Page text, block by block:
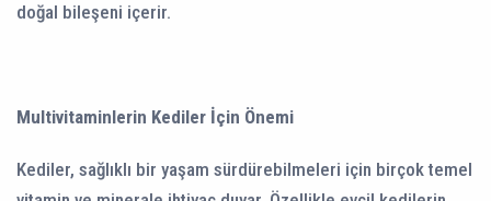
doğal bileşeni içerir.
Multivitaminlerin Kediler İçin Önemi
Kediler, sağlıklı bir yaşam sürdürebilmeleri için birçok temel